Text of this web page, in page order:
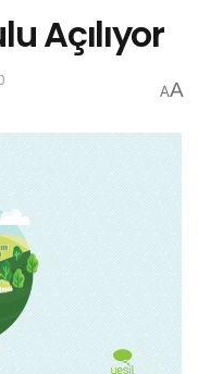
Açılıyor
AA